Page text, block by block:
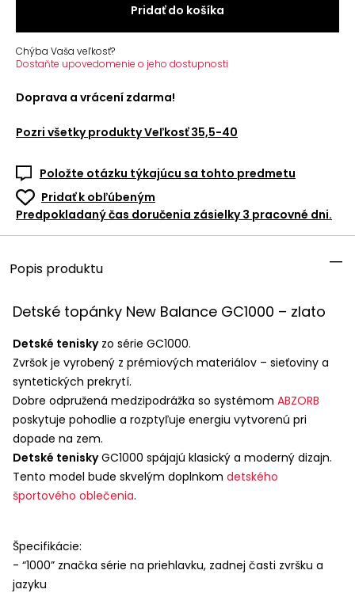
Pridať do košíka
Chýba Vaša veľkosť?
Dostaňte upovedomenie o jeho dostupnosti
Doprava a vrácení zdarma!
Pozri všetky produktyVeľkosť 35,5-40
Položte otázku týkajúcu sa tohto predmetu
Pridať k obľúbeným
Predpokladaný čas doručenia zásielky 3 pracovné dni.
Popis produktu
Detské topánky New Balance GC1000 – zlato
Detské teniskyzo série GC1000.
Zvršok je vyrobený z prémiových materiálov – sieťoviny a
syntetických prekrytí.
Dobre odpružená medzipodrážka so systémom ABZORB
poskytuje pohodlie a rozptyľuje energiu vytvorenú pri
dopade na zem.
Detské teniskyGC1000 spájajú klasický a moderný dizajn.
Tento model bude skvelým doplnkom detského
športového oblečenia.
Špecifikácie:
- “1000” značka série na priehlavku, zadnej časti zvršku a
jazyku